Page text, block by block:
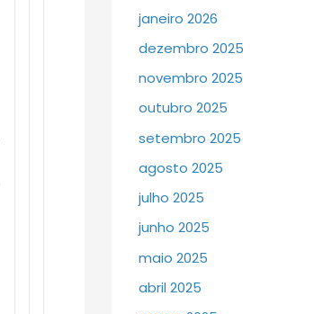
janeiro 2026
dezembro 2025
novembro 2025
outubro 2025
setembro 2025
agosto 2025
julho 2025
junho 2025
maio 2025
abril 2025